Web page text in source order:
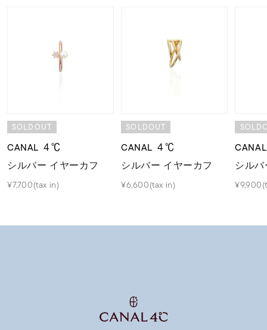
SOLDOUT
CANAL ４℃
シルバー イヤーカフ
¥7,700(tax in)
SOLDOUT
CANAL ４℃
シルバー イヤーカフ
¥6,600(tax in)
シル